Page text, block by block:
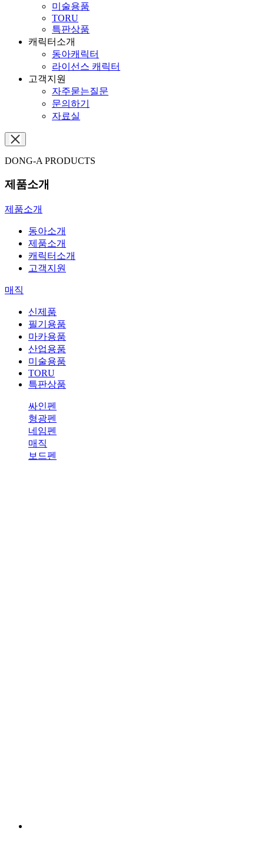
미술용품
TORU
특판상품
캐릭터소개
동아캐릭터
라이선스 캐릭터
고객지원
자주묻는질문
문의하기
자료실
DONG-A PRODUCTS
제품소개
제품소개
동아소개
제품소개
캐릭터소개
고객지원
매직
신제품
필기용품
마카용품
산업용품
미술용품
TORU
특판상품
싸인펜
형광펜
네임펜
매직
보드펜